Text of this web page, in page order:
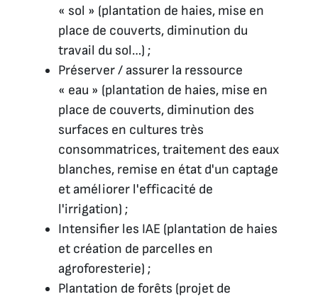
« sol » (plantation de haies, mise en
place de couverts, diminution du
travail du sol…) ;
Préserver / assurer la ressource
« eau » (plantation de haies, mise en
place de couverts, diminution des
surfaces en cultures très
consommatrices, traitement des eaux
blanches, remise en état d'un captage
et améliorer l'efficacité de
l'irrigation) ;
Intensifier les IAE (plantation de haies
et création de parcelles en
agroforesterie) ;
Plantation de forêts (projet de